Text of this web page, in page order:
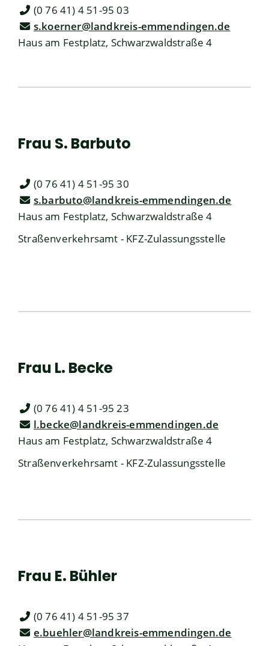
(0 76 41) 4 51-95 03
s.koerner@landkreis-emmendingen.de
Haus am Festplatz, Schwarzwaldstraße 4
Frau S. Barbuto
(0 76 41) 4 51-95 30
s.barbuto@landkreis-emmendingen.de
Haus am Festplatz, Schwarzwaldstraße 4
Straßenverkehrsamt - KFZ-Zulassungsstelle
Frau L. Becke
(0 76 41) 4 51-95 23
l.becke@landkreis-emmendingen.de
Haus am Festplatz, Schwarzwaldstraße 4
Straßenverkehrsamt - KFZ-Zulassungsstelle
Frau E. Bühler
(0 76 41) 4 51-95 37
e.buehler@landkreis-emmendingen.de